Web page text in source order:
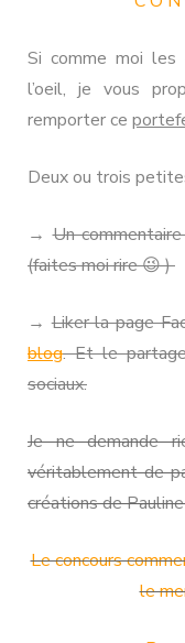
Si comme moi
l’oeil, je vous
remporter ce
Deux ou trois
→Un
(faites moi rire 😉 )
→Liker la page
blog. Et le
sociaux.
Je ne demande
véritablement de
créations de
Le concours
le